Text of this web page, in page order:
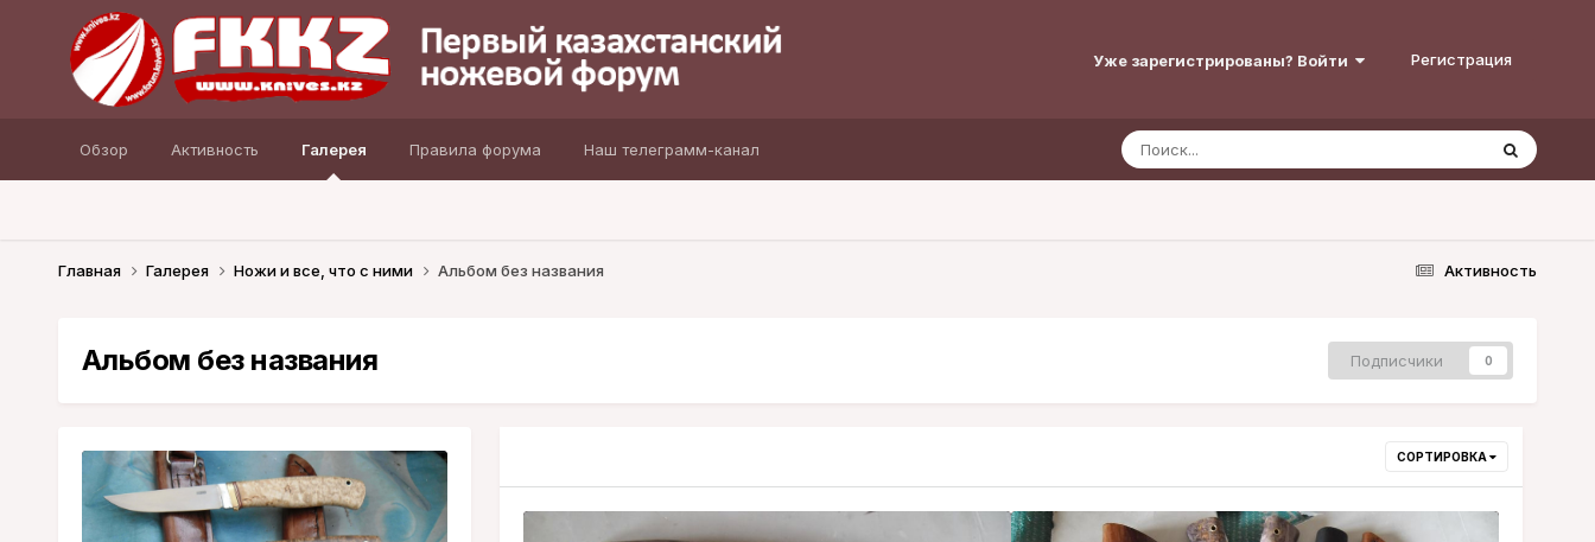
Уже зарегистрированы? Войти Регистрация
Обзор Активность Галерея Правила форума Наш телеграмм-канал
Активность
Главная Галерея Ножи и все, что с ними Альбом без названия
Альбом без названия Подписчики 0
СОРТИРОВКА